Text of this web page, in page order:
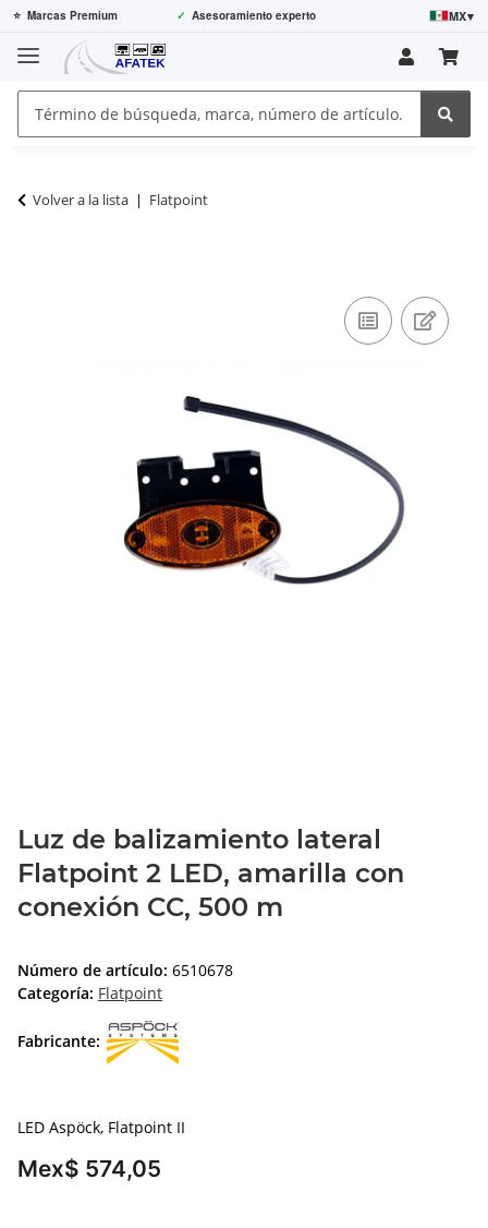
⭐ Marcas Premium ✓ Asesoramiento experto MX▾
Volver a la lista Flatpoint
Luz de balizamiento lateral
Flatpoint 2 LED, amarilla con
conexión CC, 500 m
Número de artículo: 6510678
Categoría: Flatpoint
Fabricante:
LED Aspöck, Flatpoint II
Mex$ 574,05